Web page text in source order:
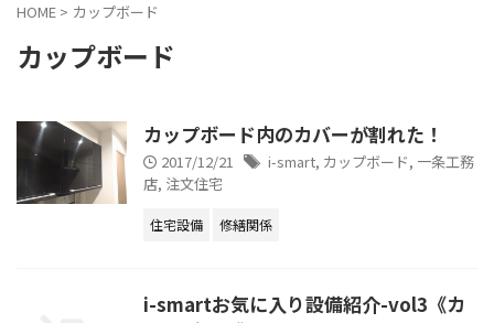
HOME > カップボード
カップボード
カップボード内のカバーが割れた！
2017/12/21 i-smart, カップボード, 一条工務
店, 注文住宅
住宅設備 修繕関係
i-smartお気に入り設備紹介-vol3《カ